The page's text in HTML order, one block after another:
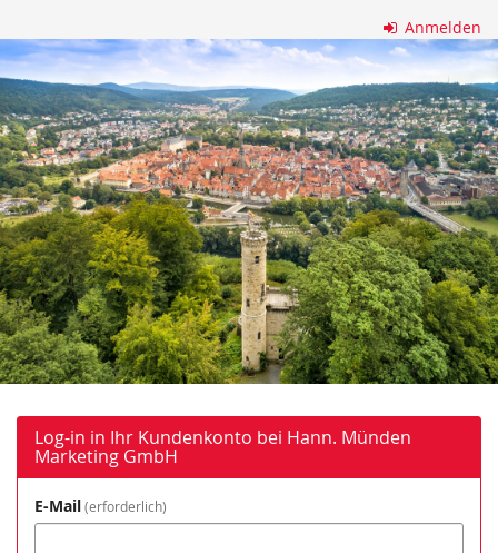
Haupt-
Inhalt
springen
Anmelden
Hann.
Münden
Marketing
GmbH
Log-in in Ihr Kundenkonto bei Hann. Münden
Marketing GmbH
E-Mail erforderlich